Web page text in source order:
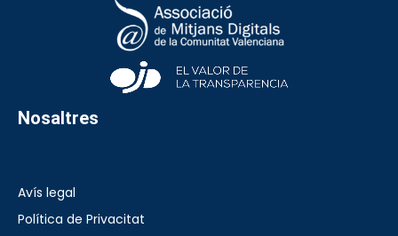
Nosaltres
Avís legal
Política de Privacitat